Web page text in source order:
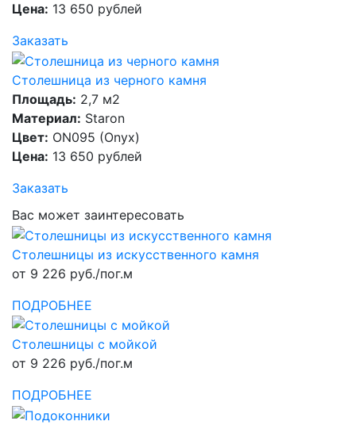
Цена: 13 650 рублей
Заказать
Столешница из черного камня
Площадь: 2,7 м2
Материал: Staron
Цвет: ON095 (Onyx)
Цена: 13 650 рублей
Заказать
Вас может заинтересовать
Столешницы из искусственного камня
от 9 226 руб./пог.м
ПОДРОБНЕЕ
Столешницы с мойкой
от 9 226 руб./пог.м
ПОДРОБНЕЕ